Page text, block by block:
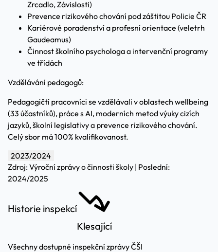
Zrcadlo, Závislosti)
Prevence rizikového chování pod záštitou Policie ČR
Kariérové poradenství a profesní orientace (veletrh
Gaudeamus)
Činnost školního psychologa a intervenční programy
ve třídách
Vzdělávání pedagogů:
Pedagogičtí pracovníci se vzdělávali v oblastech wellbeing
(33 účastníků), práce s AI, moderních metod výuky cizích
jazyků, školní legislativy a prevence rizikového chování.
Celý sbor má 100% kvalifikovanost.
2023/2024
Zdroj: Výroční zprávy o činnosti školy | Poslední:
2024/2025
Historie inspekcí
Klesající
Všechny dostupné inspekční zprávy ČŠI